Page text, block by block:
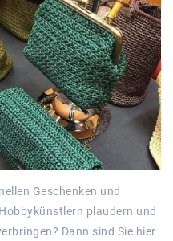
Geschenken und
plaudern und
Dann sind Sie hier